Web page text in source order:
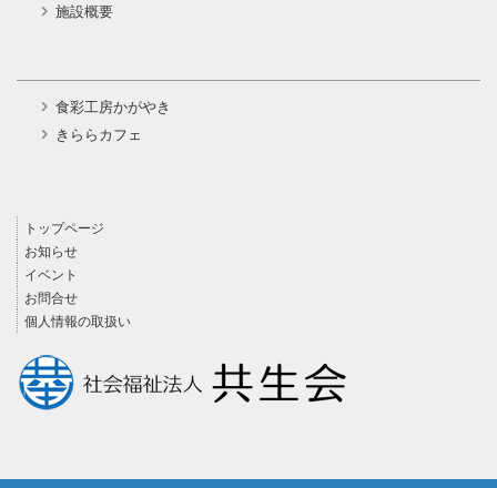
施設概要
食彩工房かがやき
きららカフェ
トップページ
お知らせ
イベント
お問合せ
個人情報の取扱い